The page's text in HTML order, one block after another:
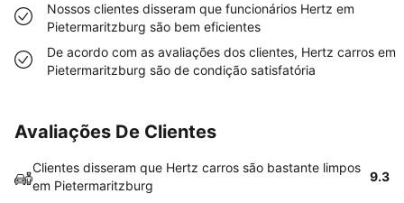
Nossos clientes disseram que funcionários Hertz em
Pietermaritzburg são bem eficientes
De acordo com as avaliações dos clientes, Hertz carros em
Pietermaritzburg são de condição satisfatória
Avaliações De Clientes
Clientes disseram que Hertz carros são bastante limpos
em Pietermaritzburg
9.3